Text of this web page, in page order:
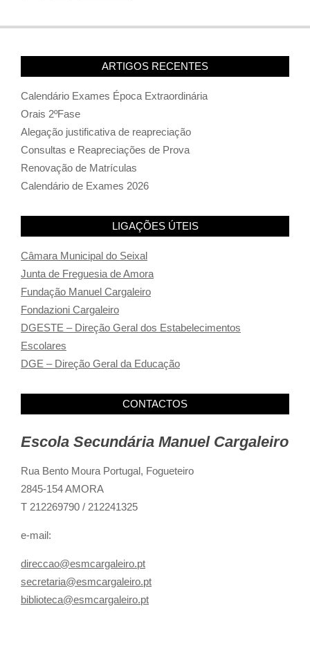
conteúdos
ARTIGOS RECENTES
Calendário Exames Época Extraordinária
Orais 2ºFase
Alegação justificativa de reapreciação
Consultas e Reapreciações de Prova
Renovação de Matrículas
Calendário de Exames 2026
LIGAÇÕES ÚTEIS
Câmara Municipal do Seixal
Junta de Freguesia de Amora
Fundação Manuel Cargaleiro
Fondazioni Cargaleiro
DGESTE – Direção Geral dos Estabelecimentos
Escolares
DGE – Direção Geral da Educação
CONTACTOS
Escola Secundária Manuel Cargaleiro
Rua Bento Moura Portugal, Fogueteiro
2845-154 AMORA
T 212269790 / 212241325
e-mail:
direccao@esmcargaleiro.pt
secretaria@esmcargaleiro.pt
biblioteca@esmcargaleiro.pt